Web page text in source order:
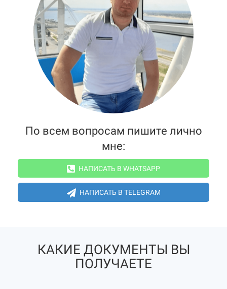
По всем вопросам пишите лично
мне:
НАПИСАТЬ В WHATSAPP
НАПИСАТЬ В TELEGRAM
КАКИЕ ДОКУМЕНТЫ ВЫ
ПОЛУЧАЕТЕ